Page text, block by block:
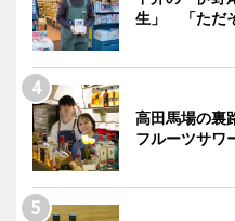
生」 「ただ
高田馬場の
フルーツサワ